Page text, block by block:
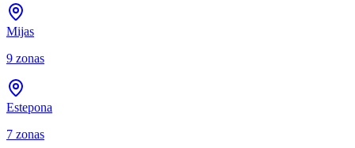
Mijas
9 zonas
Estepona
7 zonas